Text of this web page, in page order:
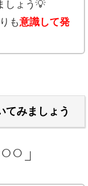
しょう💡
も意識して発
てみましょう
」